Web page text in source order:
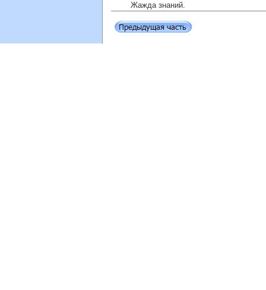
Жажда знаний.